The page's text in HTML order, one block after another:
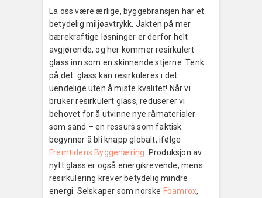
La oss være ærlige, byggebransjen har et
betydelig miljøavtrykk. Jakten på mer
bærekraftige løsninger er derfor helt
avgjørende, og her kommer resirkulert
glass inn som en skinnende stjerne. Tenk
på det: glass kan resirkuleres i det
uendelige uten å miste kvalitet! Når vi
bruker resirkulert glass, reduserer vi
behovet for å utvinne nye råmaterialer
som sand – en ressurs som faktisk
begynner å bli knapp globalt, ifølge
Fremtidens Byggenæring . Produksjon av
nytt glass er også energikrevende, mens
resirkulering krever betydelig mindre
energi. Selskaper som norske Foamrox,